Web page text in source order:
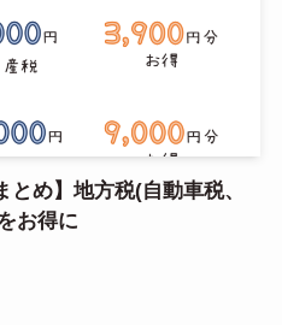
とめ】地方税(自動車税、
お得に